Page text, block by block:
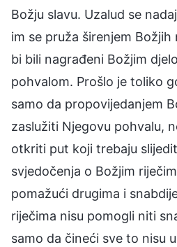
Božju slavu. Uzalud se
im se pruža širenjem
bi bili nagrađeni Božjim
pohvalom. Prošlo je toliko
samo da propovijedanjem
zaslužiti Njegovu pohvalu,
otkriti put koji trebaju
svjedočenja o Božjim
pomažući drugima i
riječima nisu pomogli niti
samo da čineći sve to nisu